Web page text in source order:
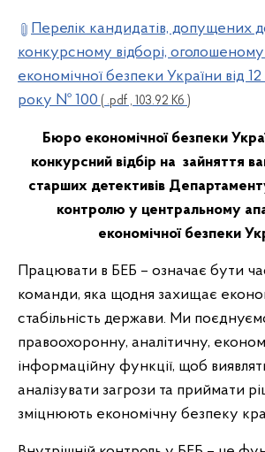
Перелік кандидатів, допущених
конкурсному відборі,
економічної безпеки України від
року № 100 ( .pdf , 103.92 Кб )
Бюро економічної безпеки
конкурсний відбір на зайняття
старших детективів
контролю у центральному
економічної безпеки
Працювати в БЕБ – означає бути
команди, яка щодня захищає
стабільність держави. Ми
правоохоронну, аналітичну,
інформаційну функції, щоб
аналізувати загрози та приймати
зміцнюють економічну безпеку